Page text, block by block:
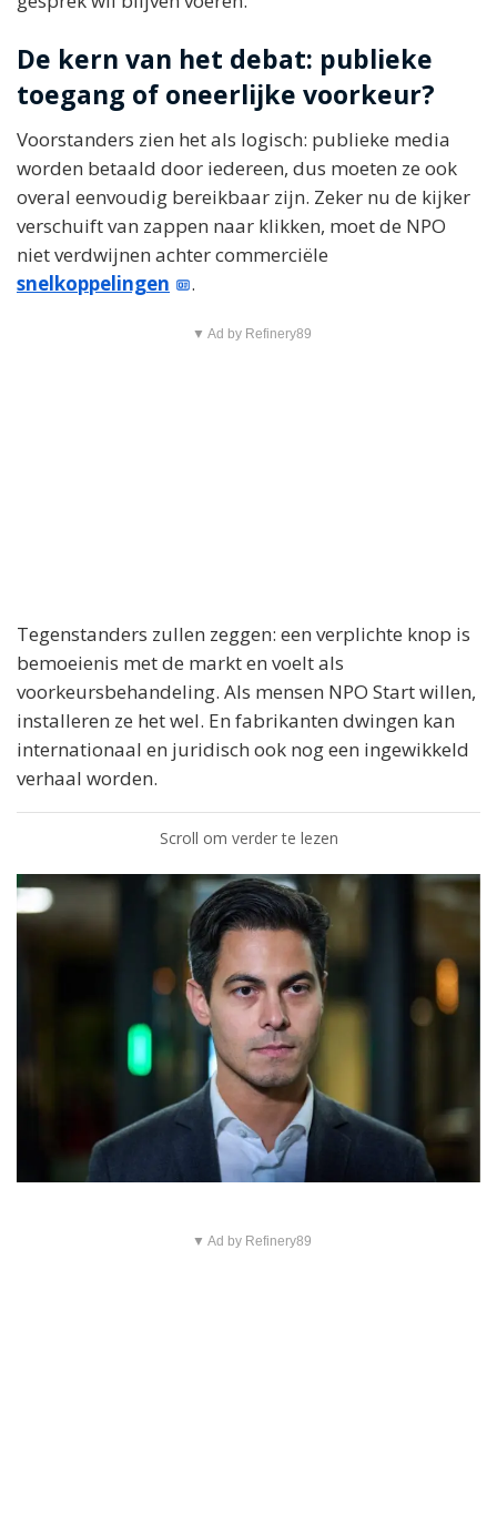
De kern van het debat: publieke
toegang of oneerlijke voorkeur?
Voorstanders zien het als logisch: publieke media
worden betaald door iedereen, dus moeten ze ook
overal eenvoudig bereikbaar zijn. Zeker nu de kijker
verschuift van zappen naar klikken, moet de NPO
niet verdwijnen achter commerciële
snelkoppelingen
.
▼ Ad by Refinery89
Tegenstanders zullen zeggen: een verplichte knop is
bemoeienis met de markt en voelt als
voorkeursbehandeling. Als mensen NPO Start willen,
installeren ze het wel. En fabrikanten dwingen kan
internationaal en juridisch ook nog een ingewikkeld
verhaal worden.
Scroll om verder te lezen
▼ Ad by Refinery89